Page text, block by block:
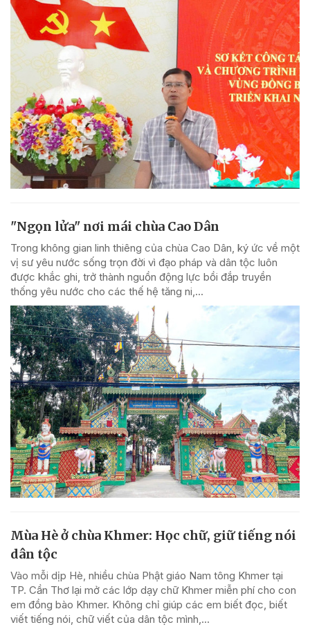
"Ngọn lửa" nơi mái chùa Cao Dân
Trong không gian linh thiêng của chùa Cao Dân, ký ức về một
vị sư yêu nước sống trọn đời vì đạo pháp và dân tộc luôn
được khắc ghi, trở thành nguồn động lực bồi đắp truyền
thống yêu nước cho các thế hệ tăng ni,...
Mùa Hè ở chùa Khmer: Học chữ, giữ tiếng nói
dân tộc
Vào mỗi dịp Hè, nhiều chùa Phật giáo Nam tông Khmer tại
TP. Cần Thơ lại mở các lớp dạy chữ Khmer miễn phí cho con
em đồng bào Khmer. Không chỉ giúp các em biết đọc, biết
viết tiếng nói, chữ viết của dân tộc mình,...